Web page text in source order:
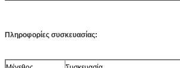
Πληροφορίες συσκευασίας: